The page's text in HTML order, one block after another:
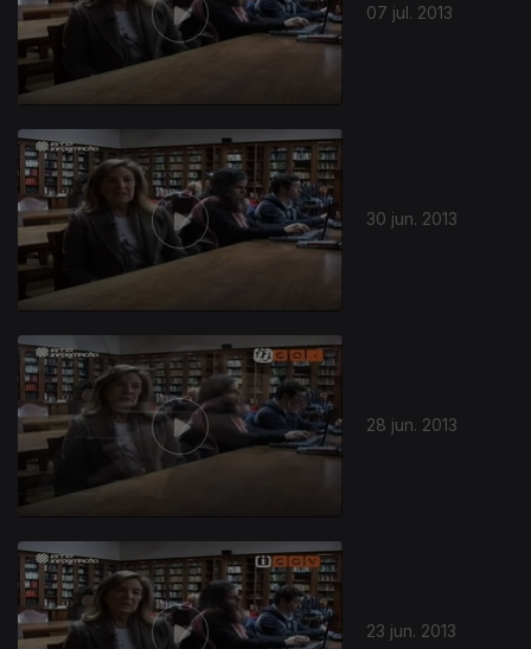
07 jul. 2013
30 jun. 2013
28 jun. 2013
23 jun. 2013